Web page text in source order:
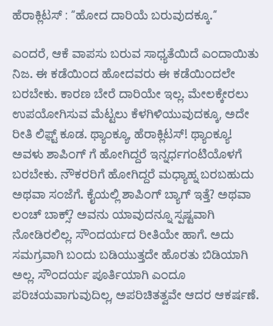
ಹೆರಾಕ್ಲಿಟಸ್ : “ಹೋದ ದಾರಿಯೆ ಬರುವುದಕ್ಕೂ.”
ಎಂದರೆ, ಆಕೆ ವಾಪಸು ಬರುವ ಸಾಧ್ಯತೆಯಿದೆ ಎಂದಾಯಿತು
ನಿಜ. ಈ ಕಡೆಯಿಂದ ಹೋದವರು ಈ ಕಡೆಯಿಂದಲೇ
ಬರಬೇಕು. ಕಾರಣ ಬೇರೆ ದಾರಿಯೇ ಇಲ್ಲ. ಮೇಲಕ್ಕೇರಲು
ಉಪಯೋಗಿಸುವ ಮೆಟ್ಟಲು ಕೆಳಗಿಳಿಯುವುದಕ್ಕೂ, ಅದೇ
ರೀತಿ ಲಿಫ಼್ಟ್ ಕೂಡ. ಥ್ಯಾಂಕ್ಯೂ, ಹೆರಾಕ್ಲಿಟಸ್! ಥ್ಯಾಂಕ್ಯೂ!
ಅವಳು ಶಾಪಿಂಗ್ ಗೆ ಹೋಗಿದ್ದರೆ ಇನ್ನರ್ಧಗಂಟಿಯೊಳಗೆ
ಬರಬೇಕು. ನೌಕರರಿಗೆ ಹೋಗಿದ್ದರೆ ಮಧ್ಯಾಹ್ನ ಬರಬಹುದು
ಅಥವಾ ಸಂಜೆಗೆ. ಕೈಯಲ್ಲಿ ಶಾಪಿಂಗ್ ಬ್ಯಾಗ್ ಇತ್ತೆ? ಅಥವಾ
ಲಂಚ್ ಬಾಕ್ಸ್? ಅವನು ಯಾವುದನ್ನೂ ಸ್ಪಷ್ಟವಾಗಿ
ನೋಡಿರಲಿಲ್ಲ. ಸೌಂದರ್ಯದ ರೀತಿಯೇ ಹಾಗೆ. ಅದು
ಸಮಗ್ರವಾಗಿ ಬಂದು ಬಡಿಯುತ್ತದೇ ಹೊರತು ಬಿಡಿಯಾಗಿ
ಅಲ್ಲ. ಸೌಂದರ್ಯ ಪೂರ್ತಿಯಾಗಿ ಎಂದೂ
ಪರಿಚಯವಾಗುವುದಿಲ್ಲ, ಅಪರಿಚಿತತ್ವವೇ ಆದರ ಆಕರ್ಷಣೆ.